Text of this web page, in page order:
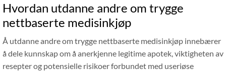
Hvordan utdanne andre om trygge
nettbaserte medisinkjøp
Å utdanne andre om trygge nettbaserte medisinkjøp innebærer
å dele kunnskap om å anerkjenne legitime apotek, viktigheten av
resepter og potensielle risikoer forbundet med useriøse